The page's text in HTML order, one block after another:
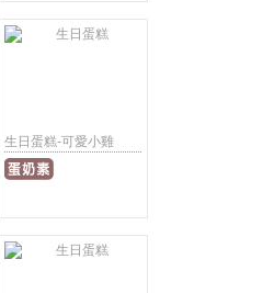
生日蛋糕-可愛小雞